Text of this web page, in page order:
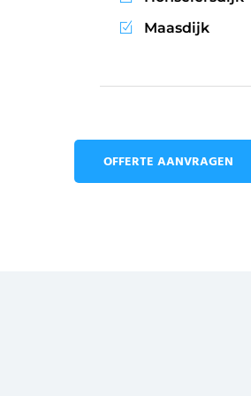
Maasdijk
OFFERTE AANVRAGEN